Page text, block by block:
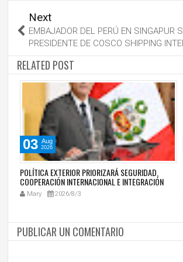
Next
EMBAJADOR DEL PERÚ EN SINGAPUR
PRESIDENTE DE COSCO SHIPPING
RELATED POST
03 Aug
2026
POLÍTICA EXTERIOR PRIORIZARÁ SEGURIDAD,
COOPERACIÓN INTERNACIONAL E INTEGRACIÓN
REGIONAL
Mary 2026/8/3
PUBLICAR UN COMENTARIO